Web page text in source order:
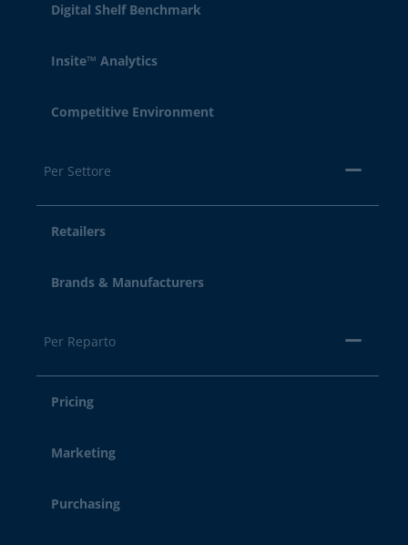
Digital Shelf Benchmark
Insite™ Analytics
Competitive Environment
Per Settore
Retailers
Brands & Manufacturers
Per Reparto
Pricing
Marketing
Purchasing